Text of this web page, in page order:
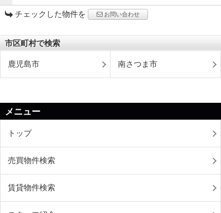
チェックした物件を お問い合わせ
市区町村で検索
鹿児島市 南さつま市
メニュー
トップ
売買物件検索
賃貸物件検索